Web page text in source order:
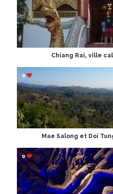
Chiang Rai, ville
0
Mae Salong et Doi
0